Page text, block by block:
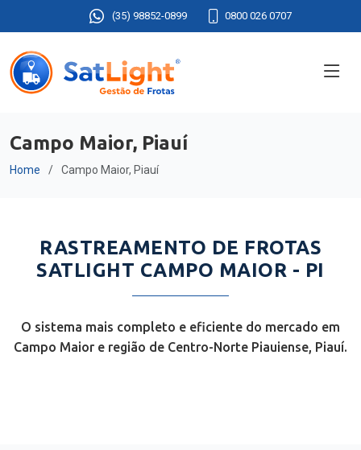
(35) 98852-0899 0800 026 0707
Campo Maior, Piauí
Home Campo Maior, Piauí
RASTREAMENTO DE FROTAS
SATLIGHT CAMPO MAIOR - PI
O sistema mais completo e eficiente do mercado em
Campo Maior e região de Centro-Norte Piauiense, Piauí.